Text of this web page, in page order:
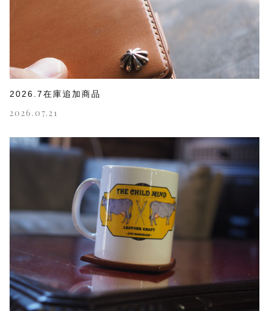
2026.7在庫追加商品
2026.07.21